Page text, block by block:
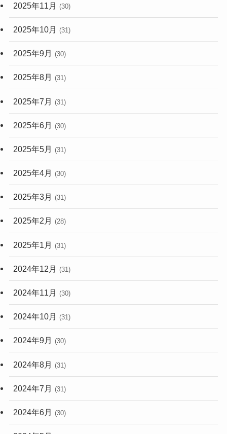
2025年11月 (30)
2025年10月 (31)
2025年9月 (30)
2025年8月 (31)
2025年7月 (31)
2025年6月 (30)
2025年5月 (31)
2025年4月 (30)
2025年3月 (31)
2025年2月 (28)
2025年1月 (31)
2024年12月 (31)
2024年11月 (30)
2024年10月 (31)
2024年9月 (30)
2024年8月 (31)
2024年7月 (31)
2024年6月 (30)